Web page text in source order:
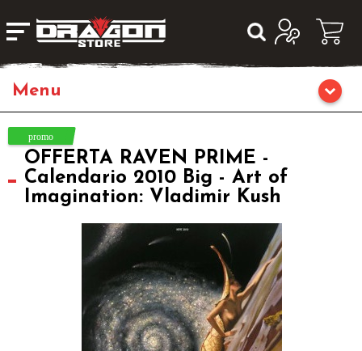
Giochi da Tavolo
Giochi di Ruolo
Fumetti & Romanzi
Giochi di Carte Collezionabili
OFFERTA RAVEN PRIME -
Calendario 2010 Big - Art of
Imagination: Vladimir Kush